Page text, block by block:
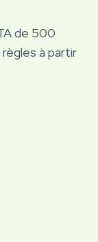
de 500
à partir